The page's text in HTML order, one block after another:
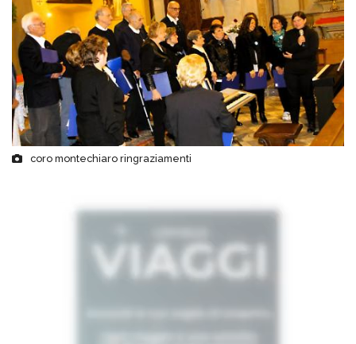
coro montechiaro ringraziamenti